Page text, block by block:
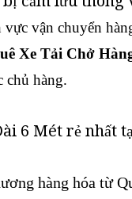
vận chuyển
Xe Tải Chở
chủ hàng.
hàng hóa từ